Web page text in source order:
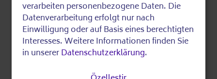
Maliyetler Maliyetler:
Bu olay ücretsiz.
Son olarak düzenlenmiş
of
personal
data
and
verarbeiten personenbezogene Daten. Die
Datenverarbeitung erfolgt nur nach
Einwilligung oder auf Basis eines berechtigten
Interesses. Weitere Informationen finden Sie
in unsererDatenschutzerklärung.